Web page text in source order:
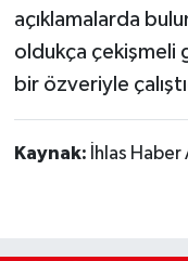
açıklamalarda
oldukça çekişmeli
bir özveriyle
Kaynak: İhlas Haber